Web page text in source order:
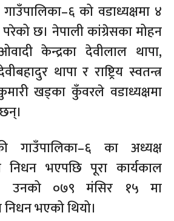
गाउँपालिका–६ को वडाध्यक्षमा ४
छ। नेपाली कांग्रेसका मोहन
केन्द्रका देवीलाल थापा,
थापा र राष्ट्रिय स्वतन्त्र
खड्का कुँवरले वडाध्यक्षमा
गाउँपालिका–६ का अध्यक्ष
निधन भएपछि पूरा कार्यकाल
उनको ०७९ मंसिर १५ मा
भएको थियो।